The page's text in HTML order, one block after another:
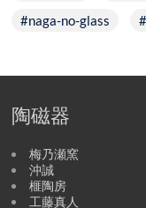
naga-no-glass
陶磁器
梅乃瀬窯
沖誠
榧陶房
工藤真人